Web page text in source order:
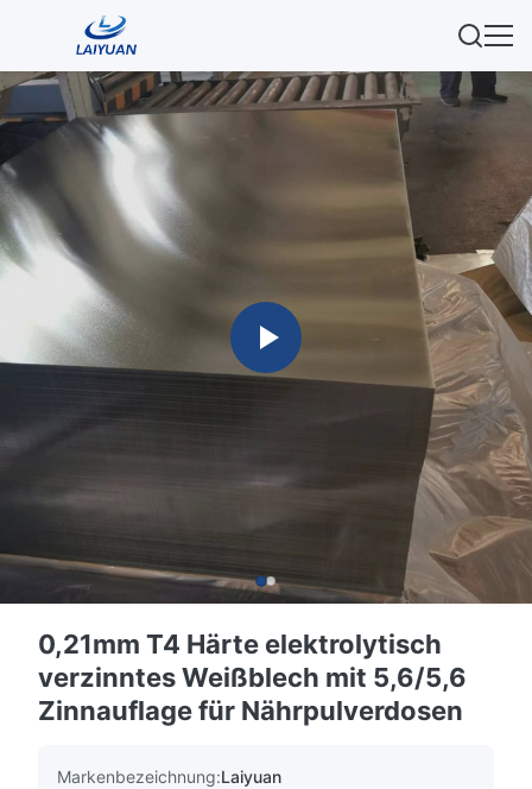
0,21mm T4 Härte elektrolytisch
verzinntes Weißblech mit 5,6/5,6
Zinnauflage für Nährpulverdosen
Markenbezeichnung:Laiyuan